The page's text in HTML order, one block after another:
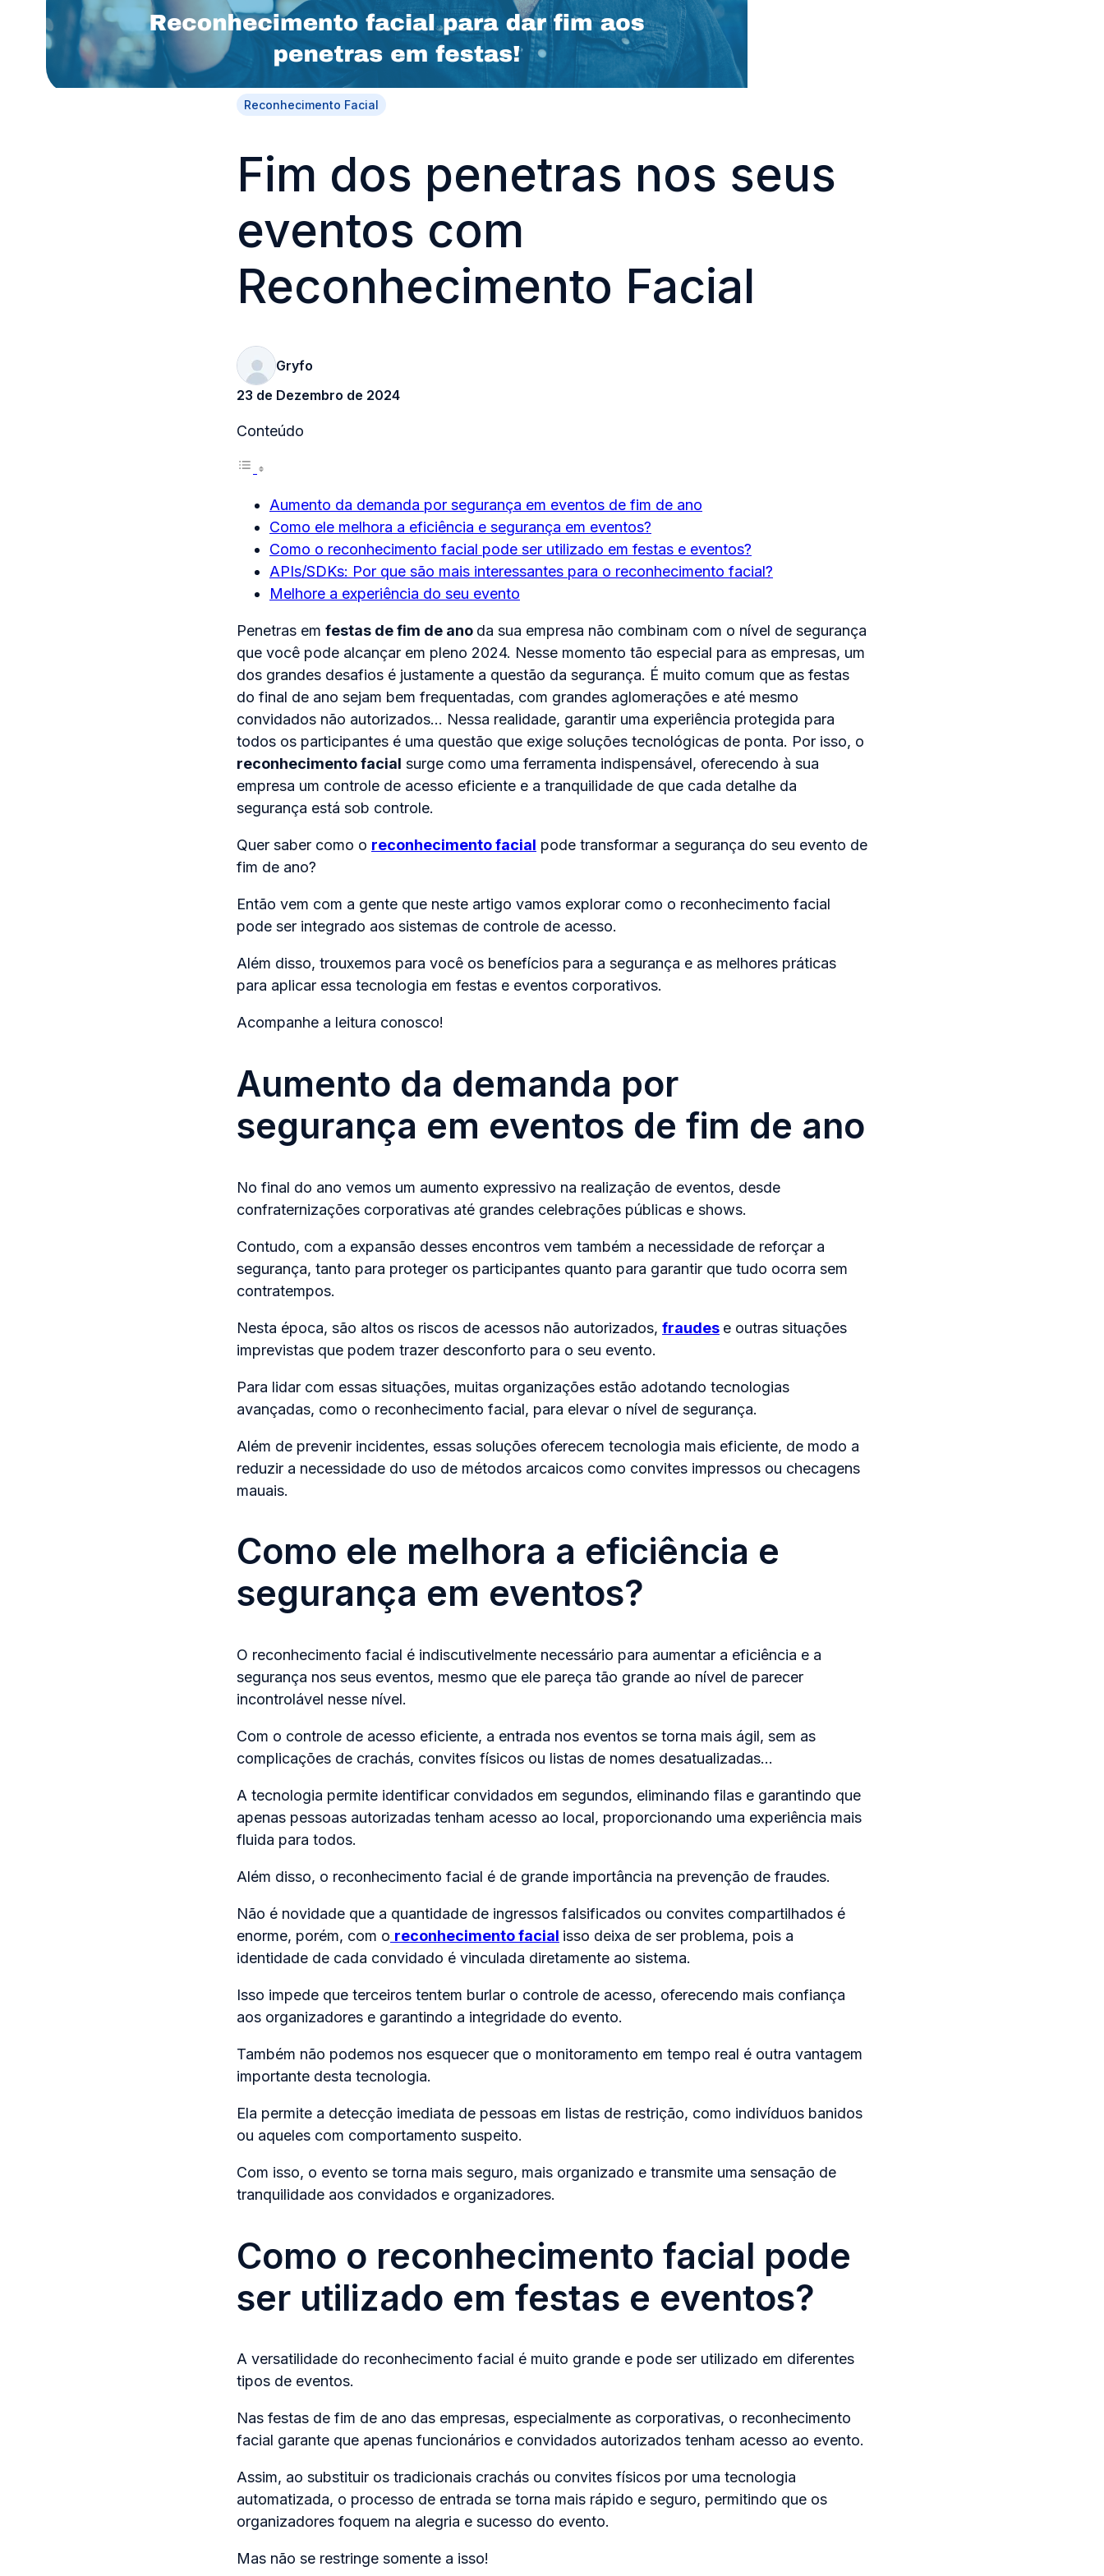
Reconhecimento Facial
Fim dos penetras nos seus
eventos com
Reconhecimento Facial
Gryfo
23 de Dezembro de 2024
Conteúdo
Aumento da demanda por segurança em eventos de fim de ano
Como ele melhora a eficiência e segurança em eventos?
Como o reconhecimento facial pode ser utilizado em festas e eventos?
APIs/SDKs: Por que são mais interessantes para o reconhecimento facial?
Melhore a experiência do seu evento
Penetras em festas de fim de ano da sua empresa não combinam com o nível de segurança
que você pode alcançar em pleno 2024. Nesse momento tão especial para as empresas, um
dos grandes desafios é justamente a questão da segurança. É muito comum que as festas
do final de ano sejam bem frequentadas, com grandes aglomerações e até mesmo
convidados não autorizados… Nessa realidade, garantir uma experiência protegida para
todos os participantes é uma questão que exige soluções tecnológicas de ponta. Por isso, o
reconhecimento facial surge como uma ferramenta indispensável, oferecendo à sua
empresa um controle de acesso eficiente e a tranquilidade de que cada detalhe da
segurança está sob controle.
Quer saber como o reconhecimento facial pode transformar a segurança do seu evento de
fim de ano?
Então vem com a gente que neste artigo vamos explorar como o reconhecimento facial
pode ser integrado aos sistemas de controle de acesso.
Além disso, trouxemos para você os benefícios para a segurança e as melhores práticas
para aplicar essa tecnologia em festas e eventos corporativos.
Acompanhe a leitura conosco!
Aumento da demanda por
segurança em eventos de fim de ano
No final do ano vemos um aumento expressivo na realização de eventos, desde
confraternizações corporativas até grandes celebrações públicas e shows.
Contudo, com a expansão desses encontros vem também a necessidade de reforçar a
segurança, tanto para proteger os participantes quanto para garantir que tudo ocorra sem
contratempos.
Nesta época, são altos os riscos de acessos não autorizados, fraudes e outras situações
imprevistas que podem trazer desconforto para o seu evento.
Para lidar com essas situações, muitas organizações estão adotando tecnologias
avançadas, como o reconhecimento facial, para elevar o nível de segurança.
Além de prevenir incidentes, essas soluções oferecem tecnologia mais eficiente, de modo a
reduzir a necessidade do uso de métodos arcaicos como convites impressos ou checagens
mauais.
Como ele melhora a eficiência e
segurança em eventos?
O reconhecimento facial é indiscutivelmente necessário para aumentar a eficiência e a
segurança nos seus eventos, mesmo que ele pareça tão grande ao nível de parecer
incontrolável nesse nível.
Com o controle de acesso eficiente, a entrada nos eventos se torna mais ágil, sem as
complicações de crachás, convites físicos ou listas de nomes desatualizadas…
A tecnologia permite identificar convidados em segundos, eliminando filas e garantindo que
apenas pessoas autorizadas tenham acesso ao local, proporcionando uma experiência mais
fluida para todos.
Além disso, o reconhecimento facial é de grande importância na prevenção de fraudes.
Não é novidade que a quantidade de ingressos falsificados ou convites compartilhados é
enorme, porém, com o reconhecimento facial isso deixa de ser problema, pois a
identidade de cada convidado é vinculada diretamente ao sistema.
Isso impede que terceiros tentem burlar o controle de acesso, oferecendo mais confiança
aos organizadores e garantindo a integridade do evento.
Também não podemos nos esquecer que o monitoramento em tempo real é outra vantagem
importante desta tecnologia.
Ela permite a detecção imediata de pessoas em listas de restrição, como indivíduos banidos
ou aqueles com comportamento suspeito.
Com isso, o evento se torna mais seguro, mais organizado e transmite uma sensação de
tranquilidade aos convidados e organizadores.
Como o reconhecimento facial pode
ser utilizado em festas e eventos?
A versatilidade do reconhecimento facial é muito grande e pode ser utilizado em diferentes
tipos de eventos.
Nas festas de fim de ano das empresas, especialmente as corporativas, o reconhecimento
facial garante que apenas funcionários e convidados autorizados tenham acesso ao evento.
Assim, ao substituir os tradicionais crachás ou convites físicos por uma tecnologia
automatizada, o processo de entrada se torna mais rápido e seguro, permitindo que os
organizadores foquem na alegria e sucesso do evento.
Mas não se restringe somente a isso!